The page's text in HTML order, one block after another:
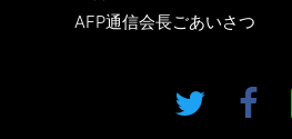
AFP通信会長ごあいさつ